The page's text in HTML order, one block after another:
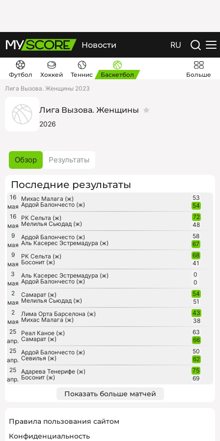
Новости RU
Футбол Хоккей Теннис Баскетбол
Больше
Лига Вызова. Женщины 2023
Лига Вызова. Женщины
2026
Обзор Результаты
Последние результаты
16
мая
Михас Малага (ж)
Ардой Балончесто (ж)
53
54
16
мая
РК Сельта (ж)
Мелилья Сьюдад (ж)
72
48
9
мая
Ардой Балончесто (ж)
Аль Касерес Эстремадура (ж)
58
67
9
мая
РК Сельта (ж)
Босонит (ж)
68
41
3
мая
Аль Касерес Эстремадура (ж)
Ардой Балончесто (ж)
0
0
2
мая
Самарат (ж)
Мелилья Сьюдад (ж)
54
51
2
мая
Лима Орта Барселона (ж)
Михас Малага (ж)
43
38
25
апр.
Реал Каное (ж)
Самарат (ж)
63
66
25
апр.
Ардой Балончесто (ж)
Севилья (ж)
50
62
25
апр.
Адарева Тенерифе (ж)
Босонит (ж)
75
69
Показать больше матчей
Правила пользования сайтом
Конфиденциальность